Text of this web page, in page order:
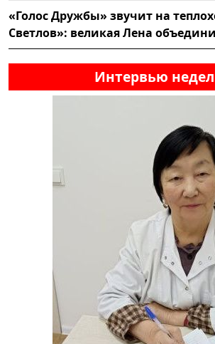
«Голос Дружбы» звучит на
Светлов»: великая Лена
Интервью